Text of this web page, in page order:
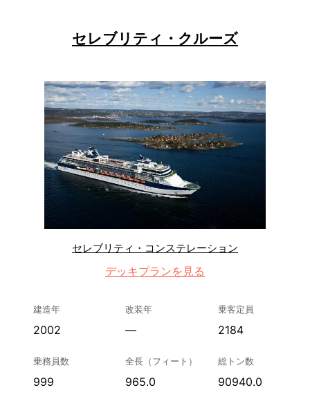
セレブリティ・クルーズ
セレブリティ・コンステレーション
デッキプランを見る
建造年
2002
改装年
—
乗客定員
2184
乗務員数
999
全長（フィート）
965.0
総トン数
90940.0